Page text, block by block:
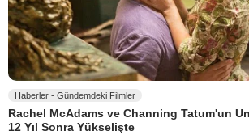
Haberler - Gündemdeki Filmler
Rachel McAdams ve Channing Tatum'un
12 Yıl Sonra Yükselişte